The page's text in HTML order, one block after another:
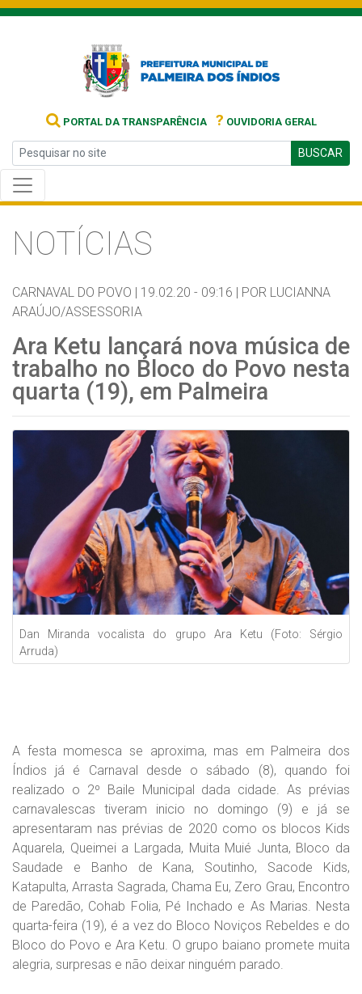
PORTAL DA TRANSPARÊNCIA ? OUVIDORIA GERAL
BUSCAR
NOTÍCIAS
CARNAVAL DO POVO | 19.02.20 - 09:16 | POR LUCIANNA
ARAÚJO/ASSESSORIA
Ara Ketu lançará nova música de
trabalho no Bloco do Povo nesta
quarta (19), em Palmeira
Dan Miranda vocalista do grupo Ara Ketu (Foto: Sérgio
Arruda)
A festa momesca se aproxima, mas em Palmeira dos
Índios já é Carnaval desde o sábado (8), quando foi
realizado o 2º Baile Municipal dada cidade. As prévias
carnavalescas tiveram inicio no domingo (9) e já se
apresentaram nas prévias de 2020 como os blocos Kids
Aquarela, Queimei a Largada, Muita Muié Junta, Bloco da
Saudade e Banho de Kana, Soutinho, Sacode Kids,
Katapulta, Arrasta Sagrada, Chama Eu, Zero Grau, Encontro
de Paredão, Cohab Folia, Pé Inchado e As Marias. Nesta
quarta-feira (19), é a vez do Bloco Noviços Rebeldes e do
Bloco do Povo e Ara Ketu. O grupo baiano promete muita
alegria, surpresas e não deixar ninguém parado.